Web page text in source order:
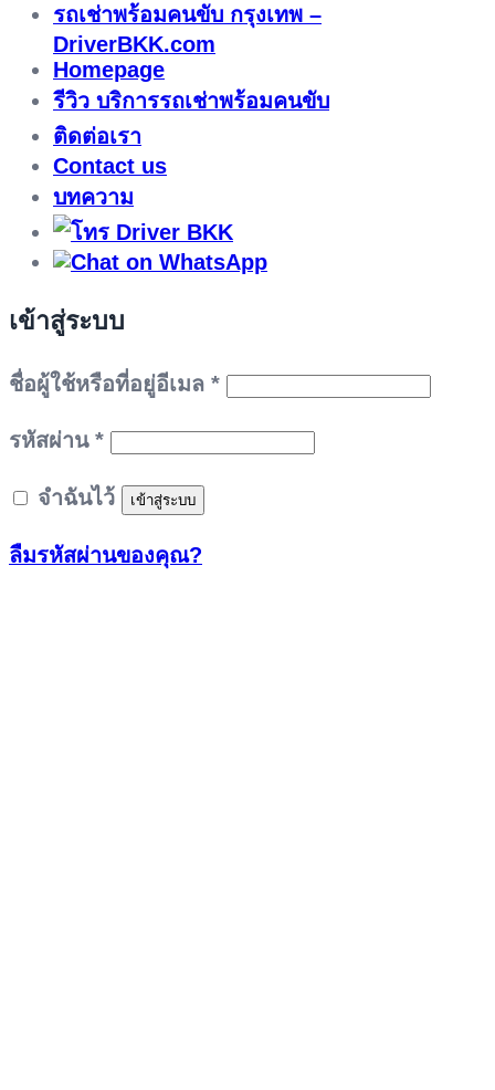
รถเช่าพร้อมคนขับ กรุงเทพ –
DriverBKK.com
Homepage
รีวิว บริการรถเช่าพร้อมคนขับ
ติดต่อเรา
Contact us
บทความ
เข้าสู่ระบบ
ชื่อผู้ใช้หรือที่อยู่อีเมล *ต้องการ
รหัสผ่าน *ต้องการ
จำฉันไว้ เข้าสู่ระบบ
ลืมรหัสผ่านของคุณ?